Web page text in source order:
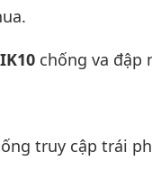
IK10 chống va đập
truy cập trái